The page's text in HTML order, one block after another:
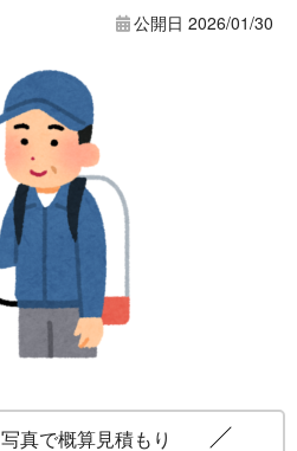
公開日 2026/01/30
写真で概算見積もり